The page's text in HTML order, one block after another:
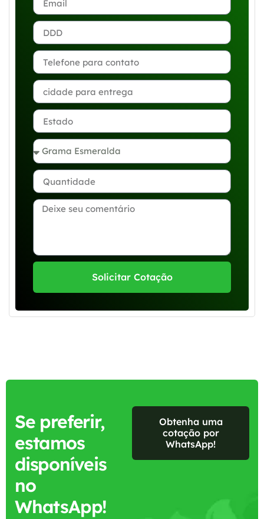
Solicitar Cotação
Se preferir,
estamos
disponíveis
no
WhatsApp!
Obtenha uma
cotação por
WhatsApp!